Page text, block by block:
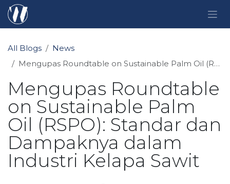
Skip to Content
All Blogs
News
Mengupas Roundtable on Sustainable Palm Oil (RSPO): Standar dan Dampaknya dalam Industri Kelapa Sawit
Mengupas Roundtable
on Sustainable Palm
Oil (RSPO): Standar dan
Dampaknya dalam
Industri Kelapa Sawit